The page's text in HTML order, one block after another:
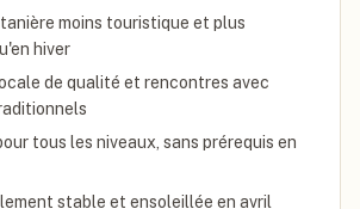
moins touristique et plus
hiver
de qualité et rencontres avec
tous les niveaux, sans prérequis en
stable et ensoleillée en avril